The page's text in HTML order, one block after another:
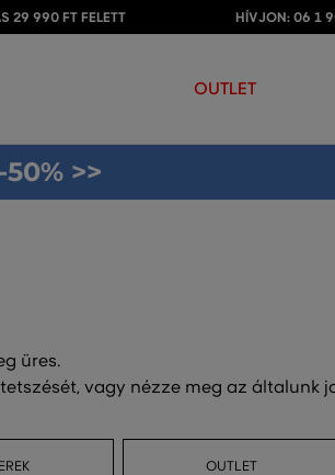
29 990 FT FELETT HÍVJON: 06 1
OUTLET
>>
üres.
vagy nézze meg az általunk
OUTLET